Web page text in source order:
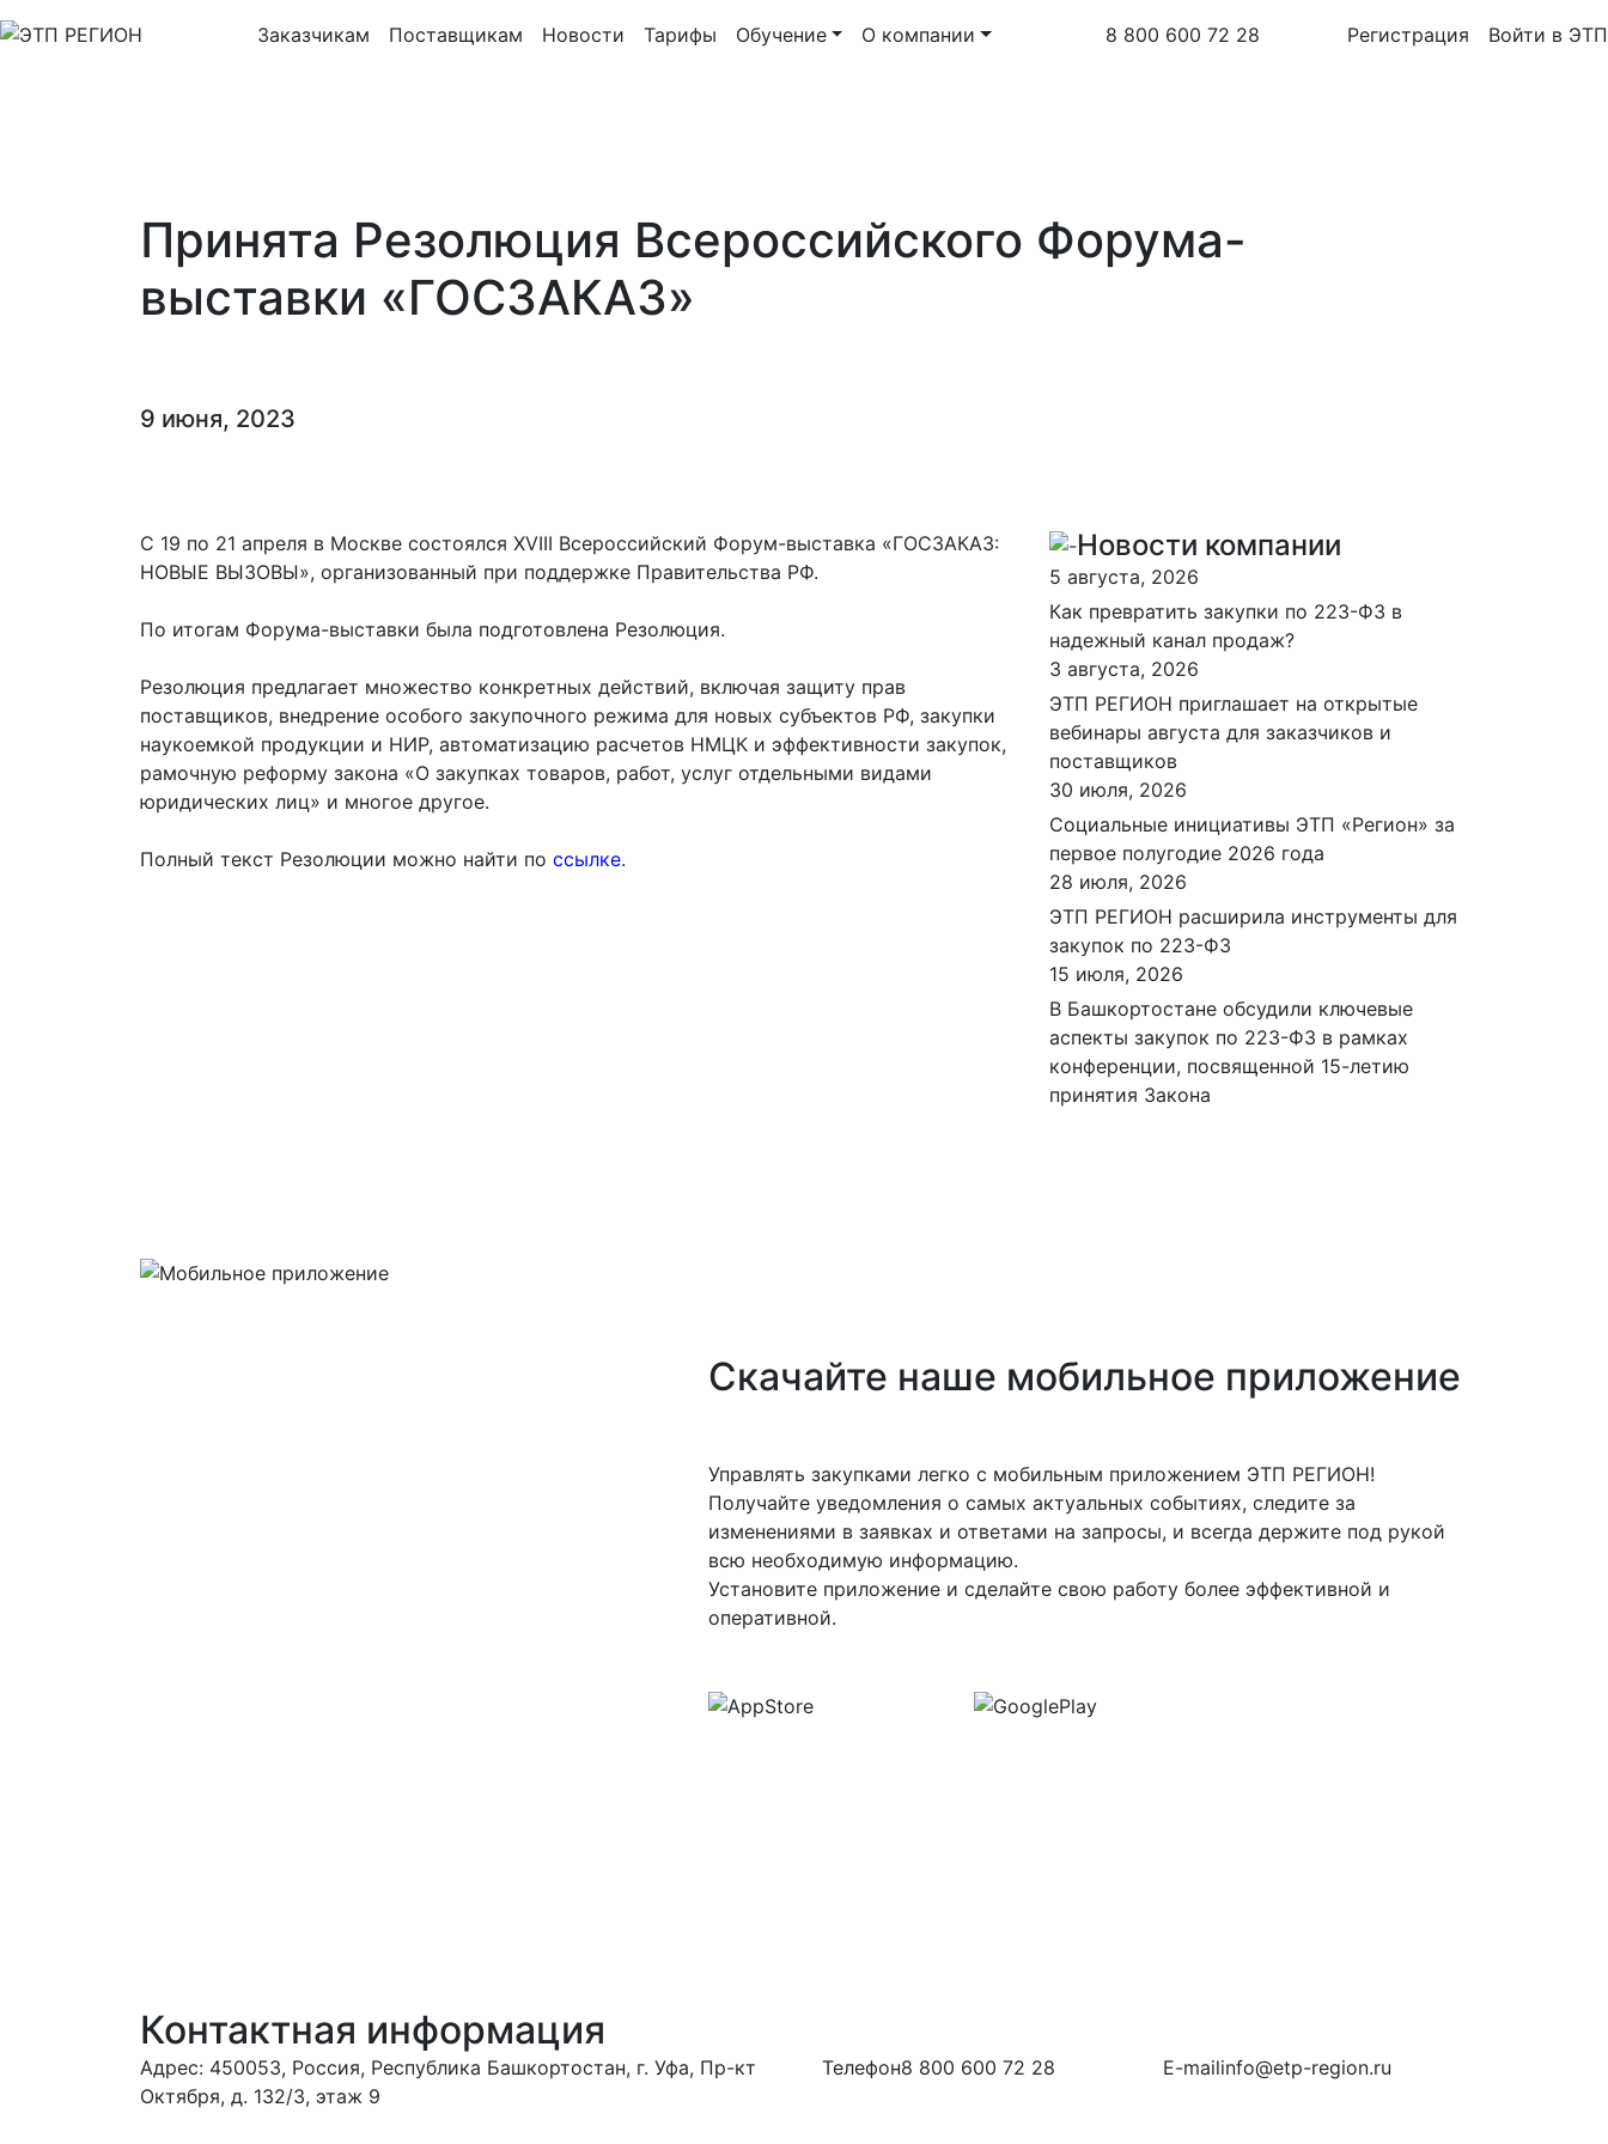
Заказчикам Поставщикам Новости Тарифы Обучение О компании 8 800 600 72 28 Регистрация Войти в ЭТП
Принята Резолюция Всероссийского Форума-
выставки «ГОСЗАКАЗ»
9 июня, 2023
С 19 по 21 апреля в Москве состоялся XVIII Всероссийский Форум-выставка «ГОСЗАКАЗ:
НОВЫЕ ВЫЗОВЫ», организованный при поддержке Правительства РФ.
По итогам Форума-выставки была подготовлена Резолюция.
Резолюция предлагает множество конкретных действий, включая защиту прав
поставщиков, внедрение особого закупочного режима для новых субъектов РФ, закупки
наукоемкой продукции и НИР, автоматизацию расчетов НМЦК и эффективности закупок,
рамочную реформу закона «О закупках товаров, работ, услуг отдельными видами
юридических лиц» и многое другое.
Полный текст Резолюции можно найти по ссылке.
Новости компании
5 августа, 2026
Как превратить закупки по 223-ФЗ в
надежный канал продаж?
3 августа, 2026
ЭТП РЕГИОН приглашает на открытые
вебинары августа для заказчиков и
поставщиков
30 июля, 2026
Социальные инициативы ЭТП «Регион» за
первое полугодие 2026 года
28 июля, 2026
ЭТП РЕГИОН расширила инструменты для
закупок по 223-ФЗ
15 июля, 2026
В Башкортостане обсудили ключевые
аспекты закупок по 223-ФЗ в рамках
конференции, посвященной 15-летию
принятия Закона
Скачайте наше мобильное приложение
Управлять закупками легко с мобильным приложением ЭТП РЕГИОН!
Получайте уведомления о самых актуальных событиях, следите за
изменениями в заявках и ответами на запросы, и всегда держите под рукой
всю необходимую информацию.
Установите приложение и сделайте свою работу более эффективной и
оперативной.
Контактная информация
Адрес: 450053, Россия, Республика Башкортостан, г. Уфа, Пр-кт
Октября, д. 132/3, этаж 9
Телефон8 800 600 72 28 E-mailinfo@etp-region.ru